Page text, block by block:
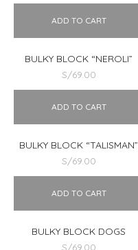
ADD TO CART
BULKY BLOCK “NEROLI”
S/69.00
ADD TO CART
BULKY BLOCK “TALISMAN”
S/69.00
ADD TO CART
BULKY BLOCK DOGS